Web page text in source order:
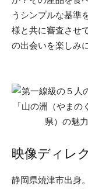
うシンプルな基準
様と共に審査させ
の出会いを楽しみ
映像ディレ
静岡県焼津市出⾝。